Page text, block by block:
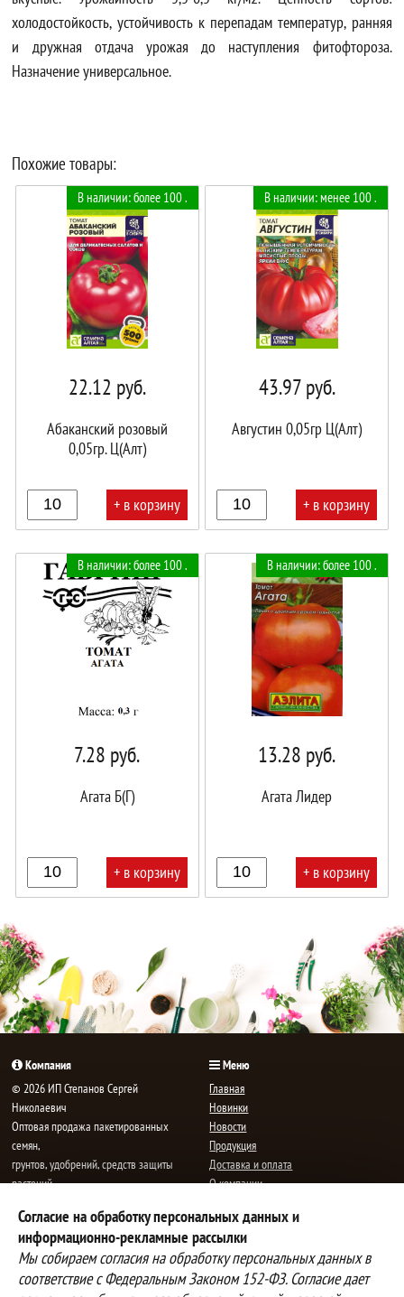
холодостойкость, устойчивость к перепадам температур, ранняя
и дружная отдача урожая до наступления фитофтороза.
Назначение универсальное.
Похожие товары:
В наличии: более 100 .
22.12 руб.
Абаканский розовый
0,05гр. Ц(Алт)
+ в корзину
корзине!
В наличии: менее 100 .
43.97руб.
Августин 0,05гр Ц(Алт)
+ в корзину
В наличии: более 100 .
7.28 руб.
Агата Б(Г)
+ в корзину
корзине!
В наличии: более 100 .
13.28 руб.
Агата Лидер
+ в корзину
Согласие на обработку персональных данных и
информационно-рекламные рассылки
Мы собираем согласия на обработку персональных данных в
соответствие с Федеральным Законом 152-ФЗ. Согласие дает
Компания
© 2026 ИП Степанов Сергей
Николаевич
Oптовая продажа пакетированных
семян,
грунтов, удобрений, средств защиты
растений.
E-mail:mail@semenauspeha.ru
Телефон: +7 (8352) 28-80-34
Адрес: г. Чебоксары, пр. Мира 76 А
Меню
Главная
Новинки
Новости
Продукция
Доставка и оплата
О компании
Контакты